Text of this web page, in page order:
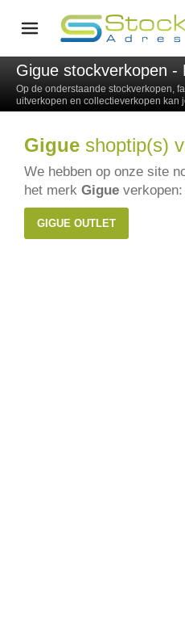
Gigue stockverkopen -
Op de onderstaande stockverkopen,
uitverkopen en collectieverkopen kan
Gigue shoptip(s)
We hebben op onze site
het merk Gigue verkopen:
GIGUE OUTLET